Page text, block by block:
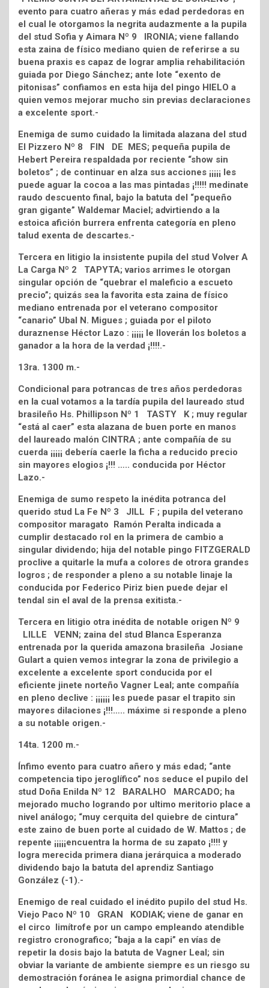
evento para cuatro añeras y más edad perdedoras en
el cual le otorgamos la negrita audazmente a la pupila
del stud Sofia y Aimara Nº 9 IRONIA; viene fallando
esta zaina de físico mediano quien de referirse a su
buena praxis es capaz de lograr amplia rehabilitación
guiada por Diego Sánchez; ante lote “exento de
pitonisas” confiamos en esta hija del pingo HIELO a
quien vemos mejorar mucho sin previas declaraciones
a excelente sport.-
Enemiga de sumo cuidado la limitada alazana del stud
El Pizzero Nº 8 FIN DE MES; pequeña pupila de
Hebert Pereira respaldada por reciente “show sin
boletos” ; de continuar en alza sus acciones ¡¡¡¡¡ les
puede aguar la cocoa a las mas pintadas ¡!!!!! medinate
raudo descuento final, bajo la batuta del “pequeño
gran gigante” Waldemar Maciel; advirtiendo a la
estoica afición burrera enfrenta categoría en pleno
talud exenta de descartes.-
Tercera en litigio la insistente pupila del stud Volver A
La Carga Nº 2 TAPYTA; varios arrimes le otorgan
singular opción de “quebrar el maleficio a escueto
precio”; quizás sea la favorita esta zaina de físico
mediano entrenada por el veterano compositor
“canario” Ubal N. Migues ; guiada por el piloto
duraznense Héctor Lazo : ¡¡¡¡¡ le lloverán los boletos a
ganador a la hora de la verdad ¡!!!!.-
13ra. 1300 m.-
Condicional para potrancas de tres años perdedoras
en la cual votamos a la tardía pupila del laureado stud
brasileño Hs. Phillipson Nº 1 TASTY K ; muy regular
“está al caer” esta alazana de buen porte en manos
del laureado malón CINTRA ; ante compañía de su
cuerda ¡¡¡¡¡ debería caerle la ficha a reducido precio
sin mayores elogios ¡!!! ….. conducida por Héctor
Lazo.-
Enemiga de sumo respeto la inédita potranca del
querido stud La Fe Nº 3 JILL F ; pupila del veterano
compositor maragato Ramón Peralta indicada a
cumplir destacado rol en la primera de cambio a
singular dividendo; hija del notable pingo FITZGERALD
proclive a quitarle la mufa a colores de otrora grandes
logros ; de responder a pleno a su notable linaje la
conducida por Federico Piriz bien puede dejar el
tendal sin el aval de la prensa exitista.-
Tercera en litigio otra inédita de notable origen Nº 9
LILLE VENN; zaina del stud Blanca Esperanza
entrenada por la querida amazona brasileña Josiane
Gulart a quien vemos integrar la zona de privilegio a
excelente a excelente sport conducida por el
eficiente jinete norteño Vagner Leal; ante compañía
en pleno declive : ¡¡¡¡¡¡ les puede pasar el trapito sin
mayores dilaciones ¡!!!….. máxime si responde a pleno
a su notable origen.-
14ta. 1200 m.-
Ínfimo evento para cuatro añero y más edad; “ante
competencia tipo jeroglífico” nos seduce el pupilo del
stud Doña Enilda Nº 12 BARALHO MARCADO; ha
mejorado mucho logrando por ultimo meritorio place a
nivel análogo; “muy cerquita del quiebre de cintura”
este zaino de buen porte al cuidado de W. Mattos ; de
repente ¡¡¡¡¡encuentra la horma de su zapato ¡!!!! y
logra merecida primera diana jerárquica a moderado
dividendo bajo la batuta del aprendiz Santiago
González (-1).-
Enemigo de real cuidado el inédito pupilo del stud Hs.
Viejo Paco Nº 10 GRAN KODIAK; viene de ganar en
el circo limítrofe por un campo empleando atendible
registro cronografico; “baja a la capi” en vías de
repetir la dosis bajo la batuta de Vagner Leal; sin
obviar la variante de ambiente siempre es un riesgo su
demostración foránea le asigna primordial chance de